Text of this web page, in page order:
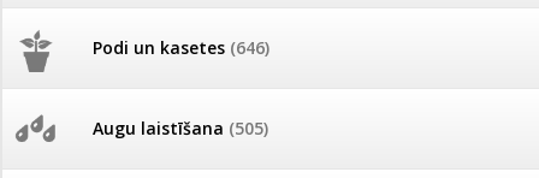
Podi un kasetes (646)
Augu laistīšana (505)
Darba laiks Līgo svētkos
Ūdens piemērotības noteikšana
Pievienojies braucienam uz